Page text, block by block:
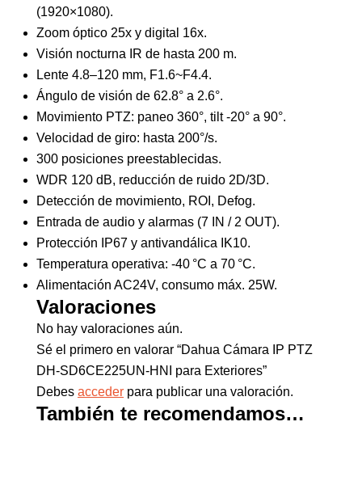
(1920×1080).
Zoom óptico 25x y digital 16x.
Visión nocturna IR de hasta 200 m.
Lente 4.8–120 mm, F1.6~F4.4.
Ángulo de visión de 62.8° a 2.6°.
Movimiento PTZ: paneo 360°, tilt -20° a 90°.
Velocidad de giro: hasta 200°/s.
300 posiciones preestablecidas.
WDR 120 dB, reducción de ruido 2D/3D.
Detección de movimiento, ROI, Defog.
Entrada de audio y alarmas (7 IN / 2 OUT).
Protección IP67 y antivandálica IK10.
Temperatura operativa: -40 °C a 70 °C.
Alimentación AC24V, consumo máx. 25W.
Valoraciones
No hay valoraciones aún.
Sé el primero en valorar “Dahua Cámara IP PTZ
DH-SD6CE225UN-HNI para Exteriores”
Debes acceder para publicar una valoración.
También te recomendamos…